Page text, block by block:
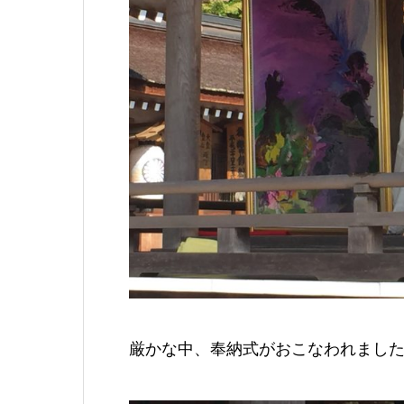
厳かな中、奉納式がおこなわれまし